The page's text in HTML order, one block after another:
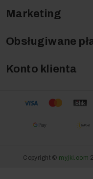
Marketing
Obsługiwane
Konto klienta
Copyright © myjki.com